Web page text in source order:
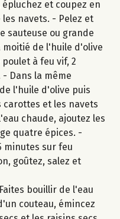
épluchez et coupez en
navets. - Pelez et
sauteuse ou grande
de l'huile d'olive
à feu vif, 2
Dans la même
l'huile d'olive puis
et les navets
chaude, ajoutez les
quatre épices. -
minutes sur feu
goûtez, salez et
Faites bouillir de l'eau
couteau, émincez